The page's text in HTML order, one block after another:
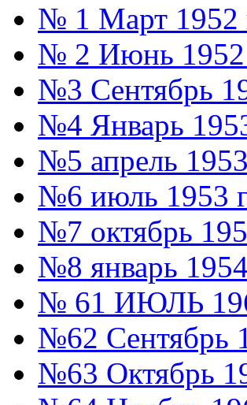
№ 1 Март 1952
№ 2 Июнь 1952
№3 Сентябрь
№4 Январь
№5 апрель
№6 июль 1953
№7 октябрь
№8 январь
№ 61 ИЮЛЬ
№62 Сентябрь
№63 Октябрь